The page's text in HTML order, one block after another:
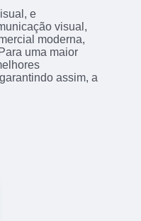
e
visual,
moderna,
uma maior
assim, a